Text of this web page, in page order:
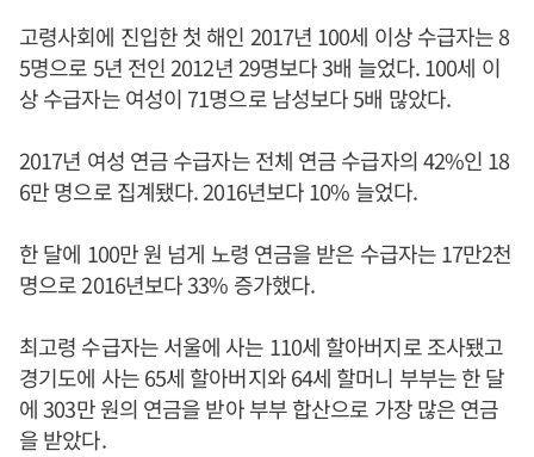
고령사회에 진입한 첫 해인 2017년 100세 이상 수급자는 8
5명으로 5년 전인 2012년 29명보다 3배 늘었다. 100세 이
상 수급자는 여성이 71명으로 남성보다 5배 많았다.
2017년 여성 연금 수급자는 전체 연금 수급자의 42%인 18
6만 명으로 집계됐다. 2016년보다 10% 늘었다.
한 달에 100만 원 넘게 노령 연금을 받은 수급자는 17만2천
명으로 2016년보다 33% 증가했다.
최고령 수급자는 서울에 사는 110세 할아버지로 조사됐고
경기도에 사는 65세 할아버지와 64세 할머니 부부는 한 달
에 303만 원의 연금을 받아 부부 합산으로 가장 많은 연금
을 받았다.